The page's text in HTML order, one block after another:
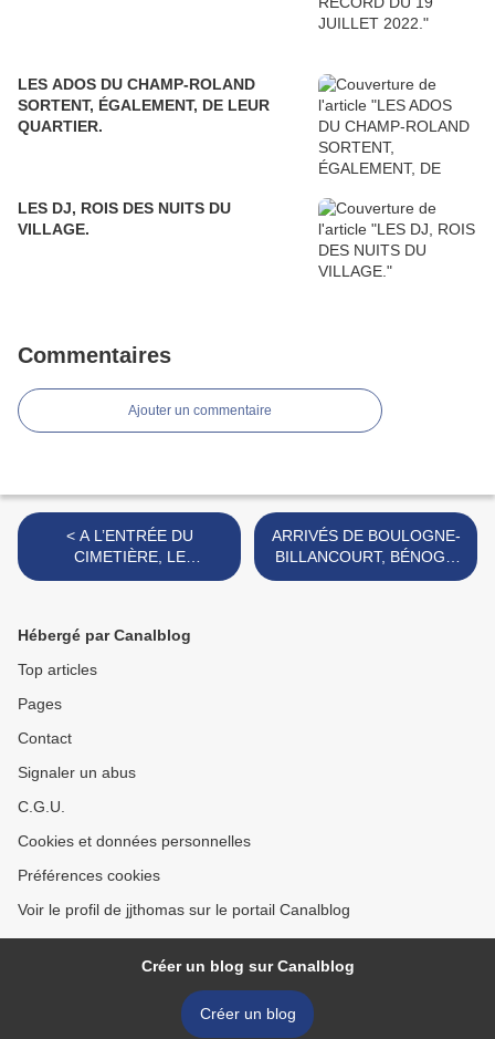
LES ADOS DU CHAMP-ROLAND
SORTENT, ÉGALEMENT, DE LEUR
QUARTIER.
LES DJ, ROIS DES NUITS DU
VILLAGE.
Commentaires
Ajouter un commentaire
< A L’ENTRÉE DU
CIMETIÈRE, LE
MONUMENT ÉRIGÉ A LA
ARRIVÉS DE BOULOGNE-
BILLANCOURT, BÉNOGO
BAMBA ET VALÉRY-LUC
Hébergé par Canalblog
Top articles
Pages
Contact
Signaler un abus
C.G.U.
Cookies et données personnelles
Préférences cookies
Voir le profil de jjthomas sur le portail Canalblog
Créer un blog sur Canalblog
Créer un blog